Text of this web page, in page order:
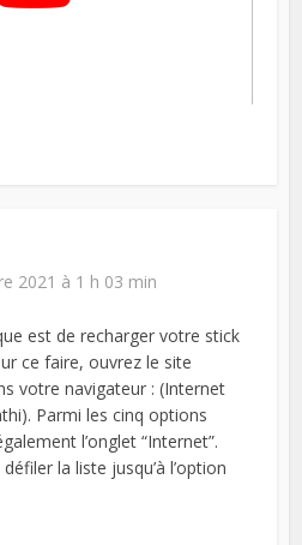
2021 à 1 h 03 min
est de recharger votre stick
ce faire, ouvrez le site
votre navigateur : (Internet
Parmi les cinq options
l’onglet “Internet”.
la liste jusqu’à l’option